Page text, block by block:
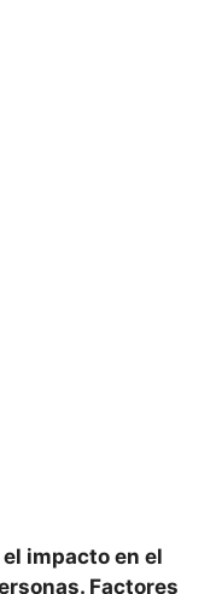
el impacto en el
. Factores